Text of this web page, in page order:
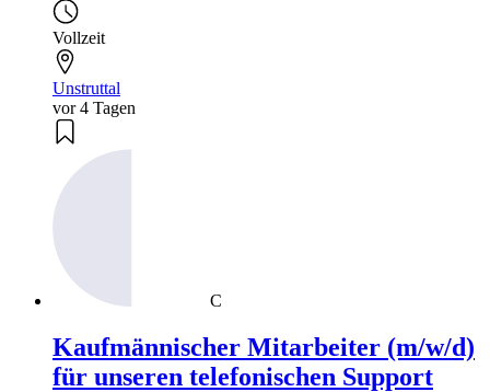
Vollzeit
Unstruttal
vor 4 Tagen
C
Kaufmännischer Mitarbeiter (m/w/d)
für unseren telefonischen Support